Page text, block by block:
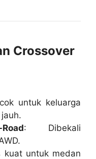
Crossover
untuk keluarga
: Dibekali
kuat untuk medan